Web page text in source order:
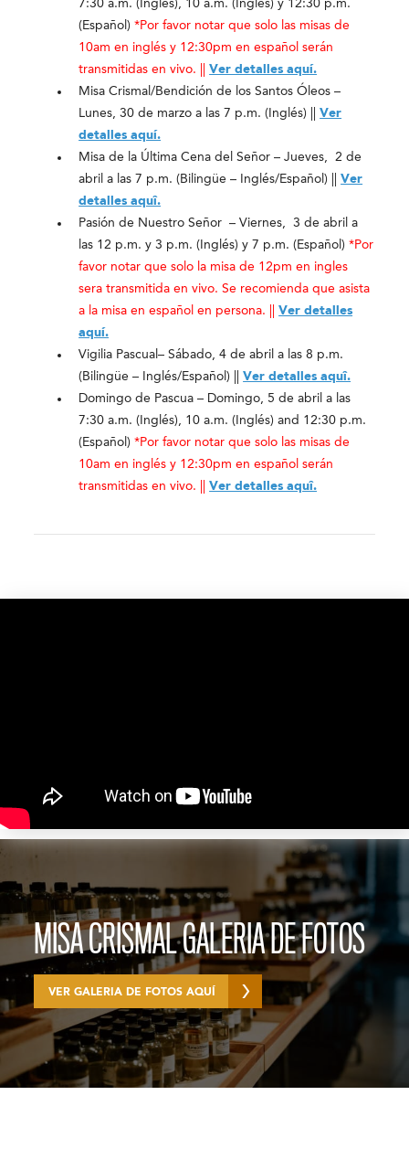
7:30 a.m. (Inglés), 10 a.m. (Inglés) y 12:30 p.m.
(Español)*Por favor notar que solo las misas de
10am en inglés y 12:30pm en español serán
transmitidas en vivo. ||Ver detalles aquí.
Misa Crismal/Bendición de los Santos Óleos –
Lunes, 30 de marzo a las 7 p.m. (Inglés) ||Ver
detalles aquí.
Misa de la Última Cena del Señor– Jueves, 2 de
abril a las 7 p.m. (Bilingüe – Inglés/Español) ||Ver
detalles aquî.
Pasión de Nuestro Señor – Viernes, 3 de abril a
las 12 p.m. y 3 p.m. (Inglés) y 7 p.m. (Español)*Por
favor notar que solo la misa de 12pm en ingles
sera transmitida en vivo. Se recomienda que asista
a la misa en español en persona. ||Ver detalles
aquí.
Vigilia Pascual– Sábado, 4 de abril a las 8 p.m.
(Bilingüe – Inglés/Español) ||Ver detalles aquî.
Domingo de Pascua – Domingo, 5 de abril a las
7:30 a.m. (Inglés), 10 a.m. (Inglés) and 12:30 p.m.
(Español)*Por favor notar que solo las misas de
10am en inglés y 12:30pm en español serán
transmitidas en vivo. ||Ver detalles aquî.
MISA CRISMAL GALERIA DE FOTOS
VER GALERIA DE FOTOS AQUÍ